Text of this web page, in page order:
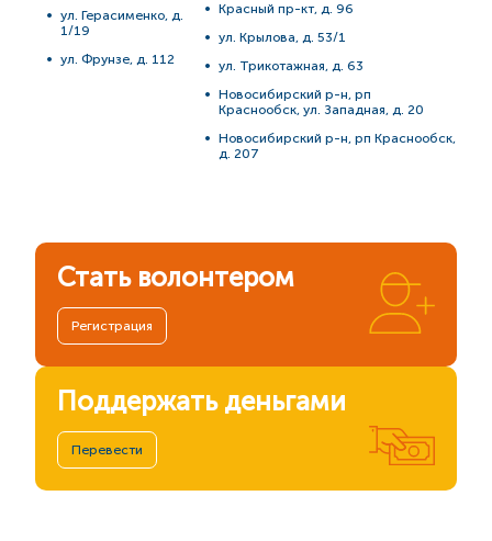
ул. Герасименко, д.
1/19
ул. Фрунзе, д. 112
Красный пр-кт, д. 96
ул. Крылова, д. 53/1
ул. Трикотажная, д. 63
Новосибирский р-н, рп
Краснообск, ул. Западная, д. 20
Новосибирский р-н, рп Краснообск,
д. 207
Стать волонтером
Регистрация
Поддержать деньгами
Перевести